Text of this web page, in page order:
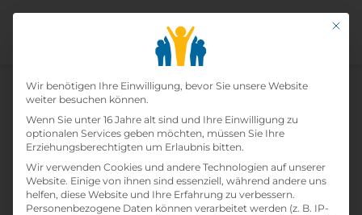
Home»Lehrbetriebe»H-Hotels GmbH
Mit
Datenschutz-
Wir benötigen Ihre Einwilligung, bevor Sie unsere Website
weiter besuchen können.
Wenn Sie unter 16 Jahre alt sind und Ihre Einwilligung zu
optionalen Services geben möchten, müssen Sie Ihre
Erziehungsberechtigten um Erlaubnis bitten.
Wir verwenden Cookies und andere Technologien auf unserer
Website. Einige von ihnen sind essenziell, während andere uns
helfen, diese Website und Ihre Erfahrung zu verbessern.
Personenbezogene Daten können verarbeitet werden (z. B. IP-